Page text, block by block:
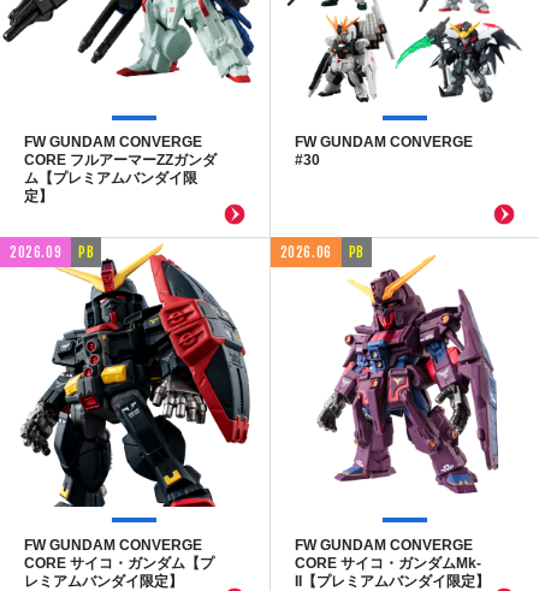
FW GUNDAM CONVERGE
CORE フルアーマーZZガンダ
ム【プレミアムバンダイ限
定】
FW GUNDAM CONVERGE
#30
2026.09 PB
FW GUNDAM CONVERGE
CORE サイコ・ガンダム【プ
レミアムバンダイ限定】
2026.06 PB
FW GUNDAM CONVERGE
CORE サイコ・ガンダムMk-
II【プレミアムバンダイ限定】